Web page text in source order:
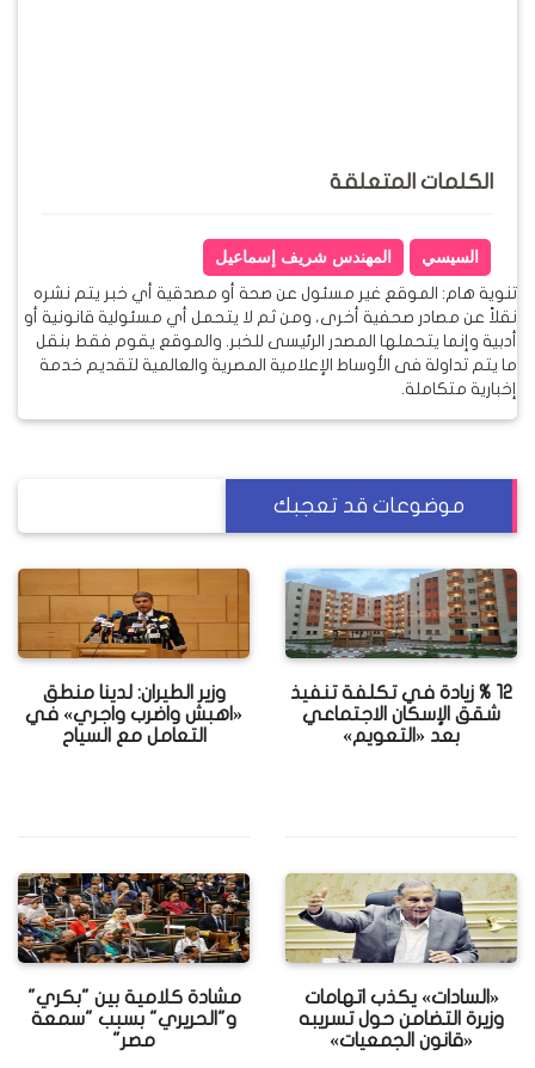
الكلمات المتعلقة
السيسي المهندس شريف إسماعيل
تنوية هام: الموقع غير مسئول عن صحة أو مصدقية أي خبر يتم نشره
نقلاً عن مصادر صحفية أخرى، ومن ثم لا يتحمل أي مسئولية قانونية أو
أدبية وإنما يتحملها المصدر الرئيسى للخبر. والموقع يقوم فقط بنقل
ما يتم تداولة فى الأوساط الإعلامية المصرية والعالمية لتقديم خدمة
إخبارية متكاملة.
موضوعات قد تعجبك
12 % زيادة في تكلفة تنفيذ
شقق الإسكان الاجتماعي
بعد «التعويم»
وزير الطيران: لدينا منطق
«اهبش واضرب واجري» في
التعامل مع السياح
«السادات» يكذب اتهامات
وزيرة التضامن حول تسريبه
«قانون الجمعيات»
مشادة كلامية بين "بكري"
و"الحريري" بسبب "سمعة
مصر"